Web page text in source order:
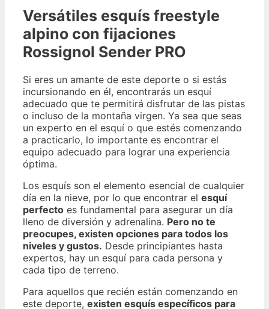
Versátiles esquís freestyle
alpino con fijaciones
Rossignol Sender PRO
Si eres un amante de este deporte o si estás
incursionando en él, encontrarás un esquí
adecuado que te permitirá disfrutar de las pistas
o incluso de la montaña virgen. Ya sea que seas
un experto en el esquí o que estés comenzando
a practicarlo, lo importante es encontrar el
equipo adecuado para lograr una experiencia
óptima.
Los esquís son el elemento esencial de cualquier
día en la nieve, por lo que encontrar el esquí
perfecto es fundamental para asegurar un día
lleno de diversión y adrenalina. Pero no te
preocupes, existen opciones para todos los
niveles y gustos. Desde principiantes hasta
expertos, hay un esquí para cada persona y
cada tipo de terreno.
Para aquellos que recién están comenzando en
este deporte, existen esquís específicos para